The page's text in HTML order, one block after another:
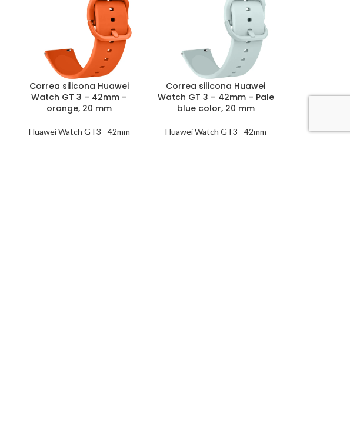
Correa silicona Huawei
Watch GT 3 – 42mm –
orange, 20 mm
Huawei Watch GT3 - 42mm
Correa silicona Huawei
Watch GT 3 – 42mm – Pale
blue color, 20 mm
Huawei Watch GT3 - 42mm